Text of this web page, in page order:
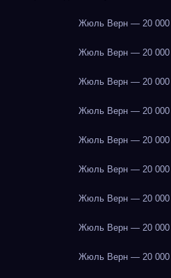
Жюль Верн — 20 000
Жюль Верн — 20 000
Жюль Верн — 20 000
Жюль Верн — 20 000
Жюль Верн — 20 000
Жюль Верн — 20 000
Жюль Верн — 20 000
Жюль Верн — 20 000
Жюль Верн — 20 000